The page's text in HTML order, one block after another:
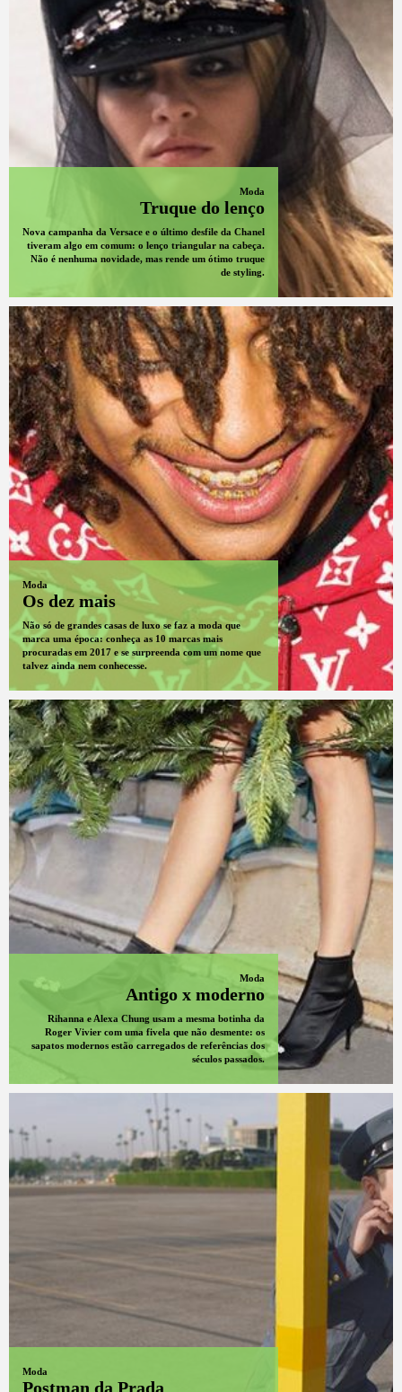
Moda
Truque do lenço
Nova campanha da Versace e o último desfile da Chanel
tiveram algo em comum: o lenço triangular na cabeça.
Não é nenhuma novidade, mas rende um ótimo truque
de styling.
Moda
Os dez mais
Não só de grandes casas de luxo se faz a moda que
marca uma época: conheça as 10 marcas mais
procuradas em 2017 e se surpreenda com um nome que
talvez ainda nem conhecesse.
Moda
Antigo x moderno
Rihanna e Alexa Chung usam a mesma botinha da
Roger Vivier com uma fivela que não desmente: os
sapatos modernos estão carregados de referências dos
séculos passados.
Moda
Postman da Prada